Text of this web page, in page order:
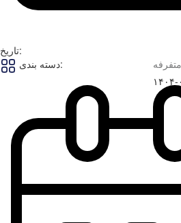
تاریخ:
دسته بندی: متفرفه
۰۷